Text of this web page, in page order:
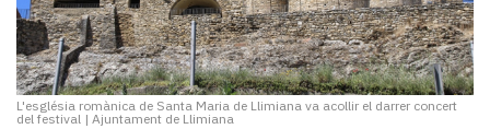
L'església romànica de Santa Maria de Llimiana va acollir el darrer concert
del festival | Ajuntament de Llimiana